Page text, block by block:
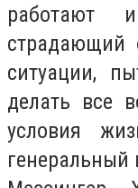
работают
страдающий
ситуации,
делать все
условия
генеральный